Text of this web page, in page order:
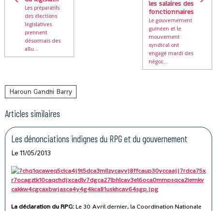
Les préparatifs
des élections
législatives
prennent
désormais des
allu...
les salaires des
fonctionnaires
Le gouvernement
guinéen et le
mouvement
syndical ont
engagé mardi des
négoc...
Haroun Gandhi Barry
Articles similaires
Les dénonciations indignes du RPG et du gouvernement
Le 11/05/2013
La déclaration du RPG:Le 30 Avril dernier, la Coordination Nationale